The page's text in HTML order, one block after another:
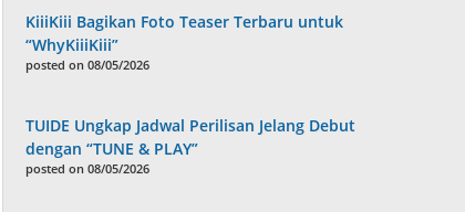
KiiiKiii Bagikan Foto Teaser Terbaru untuk
“WhyKiiiKiii”
posted on 08/05/2026
TUIDE Ungkap Jadwal Perilisan Jelang Debut
dengan “TUNE & PLAY”
posted on 08/05/2026